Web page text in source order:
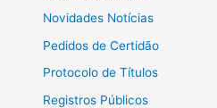
Novidades Notícias
Pedidos de Certidão
Protocolo de Títulos
Registros Públicos